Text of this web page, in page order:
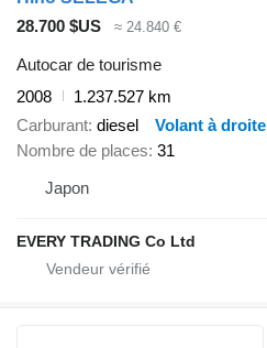
28.700 $US
≈ 24.840 €
Autocar de tourisme
2008
1.237.527 km
Carburant diesel Volant à droite
Nombre de places 31
Japon
EVERY TRADING Co Ltd